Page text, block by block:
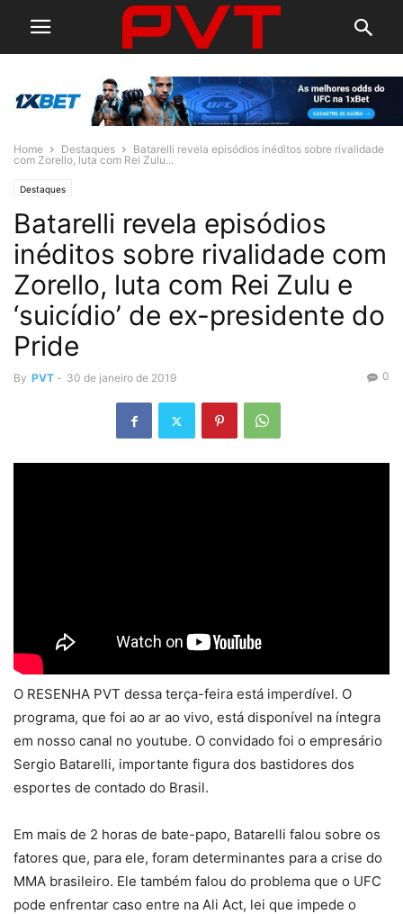
Home Destaques
Batarelli revela episódios inéditos sobre rivalidade
com Zorello, luta com Rei Zulu...
Destaques
Batarelli revela episódios
inéditos sobre rivalidade com
Zorello, luta com Rei Zulu e
‘suicídio’ de ex-presidente do
Pride
By PVT - 30 de janeiro de 2019 0
O RESENHA PVT dessa terça-feira está imperdível. O
programa, que foi ao ar ao vivo, está disponível na íntegra
em nosso canal no youtube. O convidado foi o empresário
Sergio Batarelli, importante figura dos bastidores dos
esportes de contado do Brasil.
Em mais de 2 horas de bate-papo, Batarelli falou sobre os
fatores que, para ele, foram determinantes para a crise do
MMA brasileiro. Ele também falou do problema que o UFC
pode enfrentar caso entre na Ali Act, lei que impede o